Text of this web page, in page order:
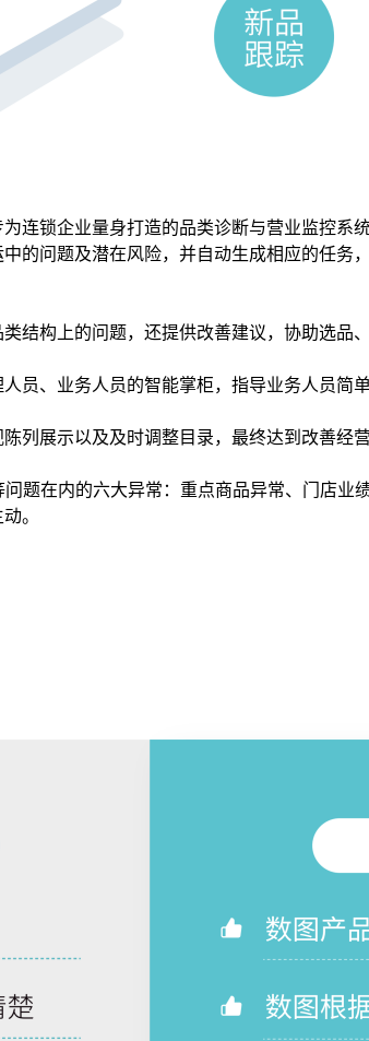
连锁企业量身打造的品类诊断与营业监控
的问题及潜在风险，并自动生成相应的任务
结构上的问题，还提供改善建议，协助选品、
员、业务人员的智能掌柜，指导业务人员简单
列展示以及及时调整目录，最终达到改善经
题在内的六大异常：重点商品异常、门店
。